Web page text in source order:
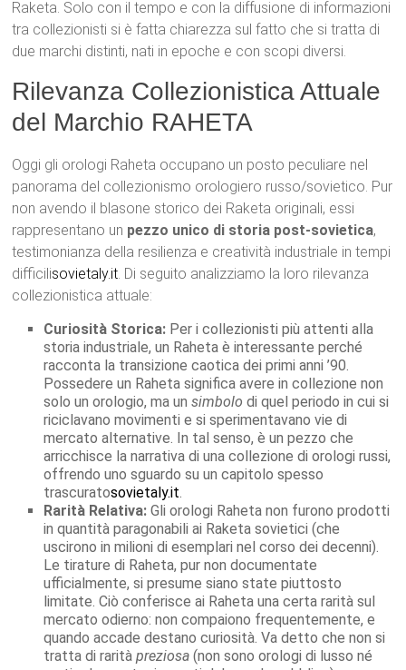
Raketa. Solo con il tempo e con la diffusione di informazioni
tra collezionisti si è fatta chiarezza sul fatto che si tratta di
due marchi distinti, nati in epoche e con scopi diversi.
Rilevanza Collezionistica Attuale
del Marchio RAHETA
Oggi gli orologi Raheta occupano un posto peculiare nel
panorama del collezionismo orologiero russo/sovietico. Pur
non avendo il blasone storico dei Raketa originali, essi
rappresentano un pezzo unico di storia post-sovietica,
testimonianza della resilienza e creatività industriale in tempi
difficilisovietaly.it. Di seguito analizziamo la loro rilevanza
collezionistica attuale:
Curiosità Storica: Per i collezionisti più attenti alla
storia industriale, un Raheta è interessante perché
racconta la transizione caotica dei primi anni ’90.
Possedere un Raheta significa avere in collezione non
solo un orologio, ma unsimbolo di quel periodo in cui si
riciclavano movimenti e si sperimentavano vie di
mercato alternative. In tal senso, è un pezzo che
arricchisce la narrativa di una collezione di orologi russi,
offrendo uno sguardo su un capitolo spesso
trascuratosovietaly.it.
Rarità Relativa: Gli orologi Raheta non furono prodotti
in quantità paragonabili ai Raketa sovietici (che
uscirono in milioni di esemplari nel corso dei decenni).
Le tirature di Raheta, pur non documentate
ufficialmente, si presume siano state piuttosto
limitate. Ciò conferisce ai Raheta una certa rarità sul
mercato odierno: non compaiono frequentemente, e
quando accade destano curiosità. Va detto che non si
tratta di raritàpreziosa (non sono orologi di lusso né